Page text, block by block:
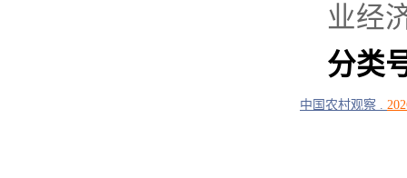
业经
分类
中国农村观察 .